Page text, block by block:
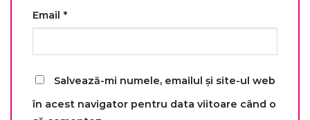
Email *
Salvează-mi numele, emailul și site-ul web
în acest navigator pentru data viitoare când o